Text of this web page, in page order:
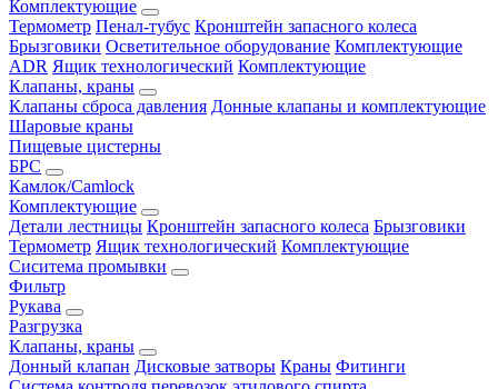
Комплектующие
Термометр Пенал-тубус Кронштейн запасного колеса
Брызговики Осветительное оборудование Комплектующие
ADR Ящик технологический Комплектующие
Клапаны, краны
Клапаны сброса давления Донные клапаны и комплектующие
Шаровые краны
Пищевые цистерны
БРС
Камлок/Camlock
Комплектующие
Детали лестницы Кронштейн запасного колеса Брызговики
Термометр Ящик технологический Комплектующие
Сиситема промывки
Фильтр
Рукава
Разгрузка
Клапаны, краны
Донный клапан Дисковые затворы Краны Фитинги